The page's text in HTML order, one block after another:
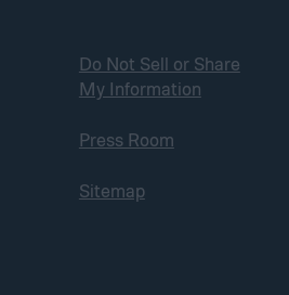
Do Not Sell or Share
My Information
Press Room
Sitemap